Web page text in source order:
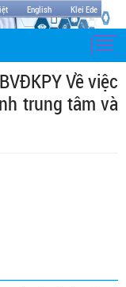
English Klei Ede
Về việc
trung tâm và